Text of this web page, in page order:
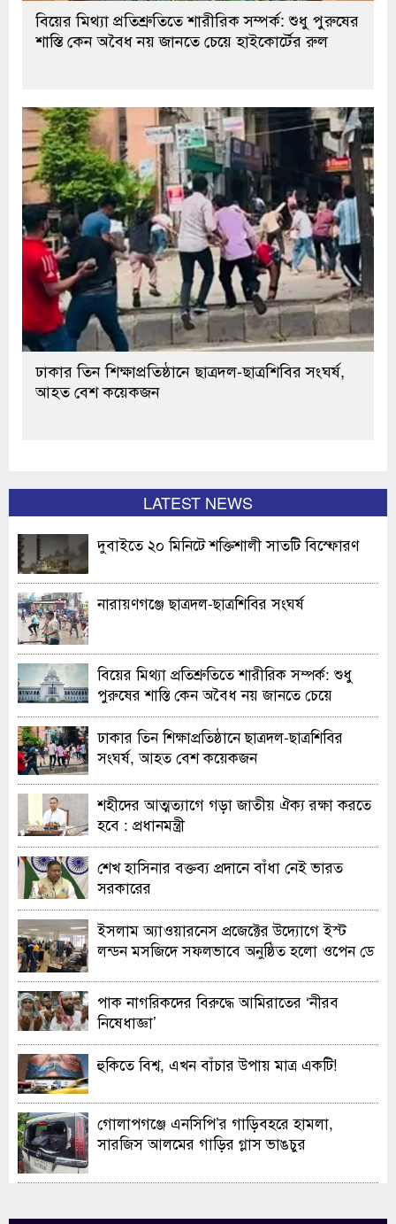
বিয়ের মিথ্যা প্রতিশ্রুতিতে শারীরিক সম্পর্ক: শুধু পুরুষের
শাস্তি কেন অবৈধ নয় জানতে চেয়ে হাইকোর্টের রুল
ঢাকার তিন শিক্ষাপ্রতিষ্ঠানে ছাত্রদল-ছাত্রশিবির সংঘর্ষ,
আহত বেশ কয়েকজন
LATEST NEWS
দুবাইতে ২০ মিনিটে শক্তিশালী সাতটি বিস্ফোরণ
নারায়ণগঞ্জে ছাত্রদল-ছাত্রশিবির সংঘর্ষ
বিয়ের মিথ্যা প্রতিশ্রুতিতে শারীরিক সম্পর্ক: শুধু
পুরুষের শাস্তি কেন অবৈধ নয় জানতে চেয়ে
হাইকোর্টের রুল
ঢাকার তিন শিক্ষাপ্রতিষ্ঠানে ছাত্রদল-ছাত্রশিবির
সংঘর্ষ, আহত বেশ কয়েকজন
শহীদের আত্মত্যাগে গড়া জাতীয় ঐক্য রক্ষা করতে
হবে : প্রধানমন্ত্রী
শেখ হাসিনার বক্তব্য প্রদানে বাঁধা নেই ভারত
সরকারের
ইসলাম অ্যাওয়ারনেস প্রজেক্টের উদ্যোগে ইস্ট
লন্ডন মসজিদে সফলভাবে অনুষ্ঠিত হলো ওপেন ডে
পাক নাগরিকদের বিরুদ্ধে আমিরাতের ‘নীরব
নিষেধাজ্ঞা’
হুকিতে বিশ্ব, এখন বাঁচার উপায় মাত্র একটি!
গোলাপগঞ্জে এনসিপি’র গাড়িবহরে হামলা,
সারজিস আলমের গাড়ির গ্লাস ভাঙচুর